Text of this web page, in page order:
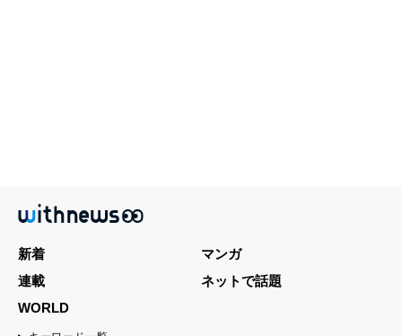
新着
マンガ
連載
ネットで話題
WORLD